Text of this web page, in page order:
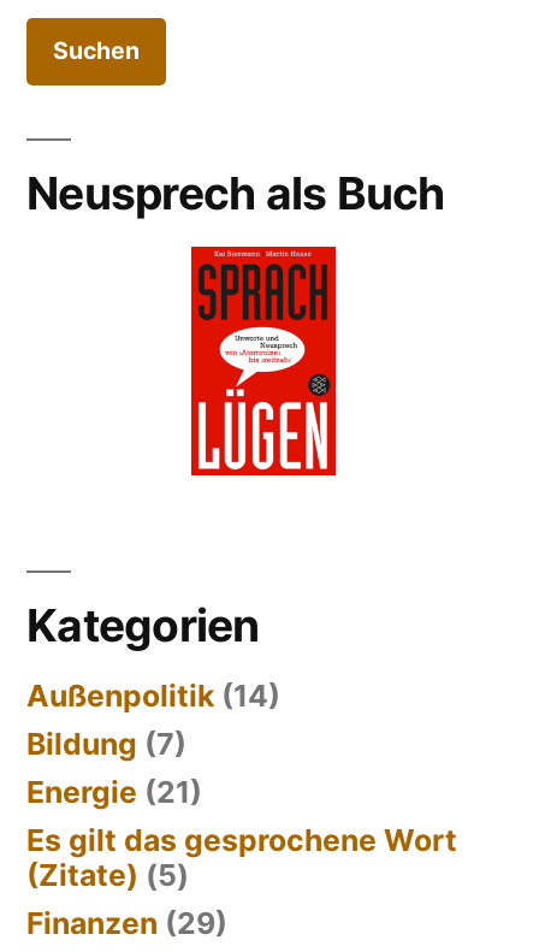
Neusprech als Buch
Kategorien
Außenpolitik (14)
Bildung (7)
Energie (21)
Es gilt das gesprochene Wort
(Zitate) (5)
Finanzen (29)